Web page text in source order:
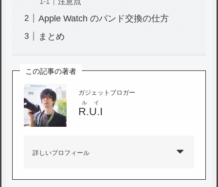
Apple Watch のバンド交換の仕方
まとめ
この記事の著者
ガジェットブロガー
R.U.I
ルイ
詳しいプロフィール